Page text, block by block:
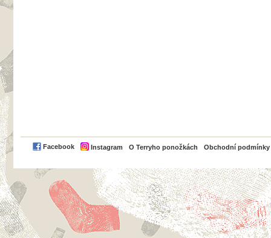
Facebook Instagram O Terryho ponožkách Obchodní podmínky
PayPal